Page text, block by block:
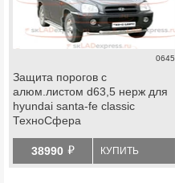
0645
Защита порогов с
алюм.листом d63,5 нерж для
hyundai santa-fe classic
ТехноСфера
38990 й КУПИТЬ